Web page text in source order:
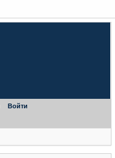
Войти